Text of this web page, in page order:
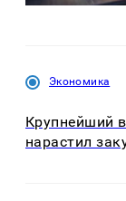
Экономика
Крупнейший
нарастил